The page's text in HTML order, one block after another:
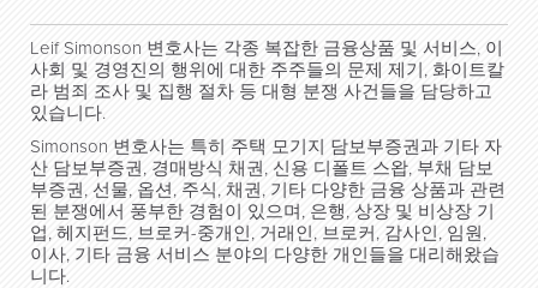
Leif Simonson 변호사는 각종 복잡한 금융상품 및 서비스, 이
사회 및 경영진의 행위에 대한 주주들의 문제 제기, 화이트칼
라 범죄 조사 및 집행 절차 등 대형 분쟁 사건들을 담당하고
있습니다.
Simonson 변호사는 특히 주택 모기지 담보부증권과 기타 자
산 담보부증권, 경매방식 채권, 신용 디폴트 스왑, 부채 담보
부증권, 선물, 옵션, 주식, 채권, 기타 다양한 금융 상품과 관련
된 분쟁에서 풍부한 경험이 있으며, 은행, 상장 및 비상장 기
업, 헤지펀드, 브로커-중개인, 거래인, 브로커, 감사인, 임원,
이사, 기타 금융 서비스 분야의 다양한 개인들을 대리해왔습
니다.